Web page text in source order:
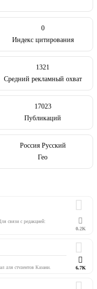
0
Индекс цитирования
1321
Средний рекламный охват
17023
Публикаций
Россия Русский
Гео
связи с редакцией:
0.2K
для студентов Казани.
6.7K